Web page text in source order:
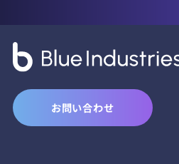
お問い合わせ